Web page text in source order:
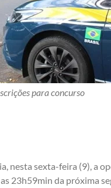
para concurso
nesta sexta-feira (9), a
23h59min da próxima